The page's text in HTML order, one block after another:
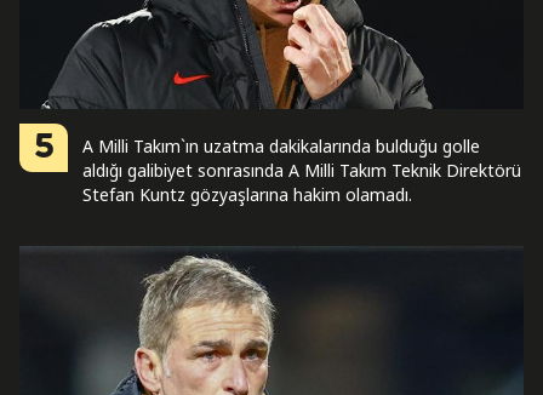
5
A Milli Takım`ın uzatma dakikalarında bulduğu golle
aldığı galibiyet sonrasında A Milli Takım Teknik Direktörü
Stefan Kuntz gözyaşlarına hakim olamadı.